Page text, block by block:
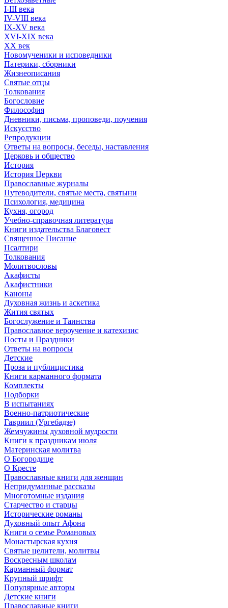
I-III века
IV-VIII века
IX-XV века
XVI-XIX века
XX век
Новомученики и исповедники
Патерики, сборники
Жизнеописания
Святые отцы
Толкования
Богословие
Философия
Дневники, письма, проповеди, поучения
Искусство
Репродукции
Ответы на вопросы, беседы, наставления
Церковь и общество
История
История Церкви
Православные журналы
Путеводители, святые места, святыни
Психология, медицина
Кухня, огород
Учебно-справочная литература
Книги издательства Благовест
Священное Писание
Псалтири
Толкования
Молитвословы
Акафисты
Акафистники
Каноны
Духовная жизнь и аскетика
Жития святых
Богослужение и Таинства
Православное вероучение и катехизис
Посты и Праздники
Ответы на вопросы
Детские
Проза и публицистика
Книги карманного формата
Комплекты
Подборки
В испытаниях
Военно-патриотические
Гавриил (Ургебадзе)
Жемчужины духовной мудрости
Книги к праздникам июля
Материнская молитва
О Богородице
О Кресте
Православные книги для женщин
Непридуманные рассказы
Многотомные издания
Старчество и старцы
Исторические романы
Духовный опыт Афона
Книги о семье Романовых
Монастырская кухня
Святые целители, молитвы
Воскресным школам
Карманный формат
Крупный шрифт
Популярные авторы
Детские книги
Православные книги